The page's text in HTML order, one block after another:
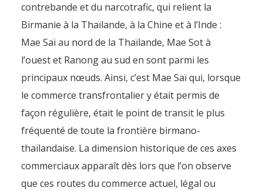
contrebande et du narcotrafic, qui relient la
Birmanie à la Thaïlande, à la Chine et à l’Inde :
Mae Saï au nord de la Thaïlande, Mae Sot à
l’ouest et Ranong au sud en sont parmi les
principaux nœuds. Ainsi, c’est Mae Saï qui, lorsque
le commerce transfrontalier y était permis de
façon régulière, était le point de transit le plus
fréquenté de toute la frontière birmano-
thaïlandaise. La dimension historique de ces axes
commerciaux apparaît dès lors que l’on observe
que ces routes du commerce actuel, légal ou